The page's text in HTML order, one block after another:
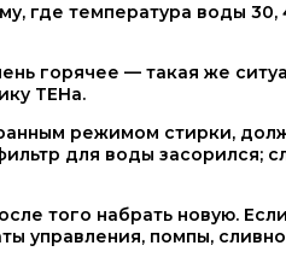
где температура воды
горячее — такая же
ТЕНа.
режимом стирки,
для воды засорился;
того набрать новую.
управления, помпы,